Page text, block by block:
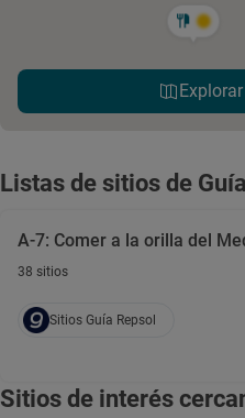
Listas de sitios de
A-7: Comer a la orilla del
38 sitios
Sitios Guía Repsol
Sitios de interés